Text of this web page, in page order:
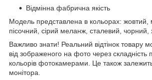
Відмінна фабрична якість
Модель представлена в кольорах: жовтий,
пісочний, сірий меланж, сталевий, чорний,
Важливо знати! Реальний відтінок товару
від зображеного на фото через складність
кольорів фотокамерами. Це також
монітора.